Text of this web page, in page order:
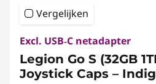
Vergelijken
Excl. USB‑C netadapter
Legion Go S (32GB
Joystick Caps –